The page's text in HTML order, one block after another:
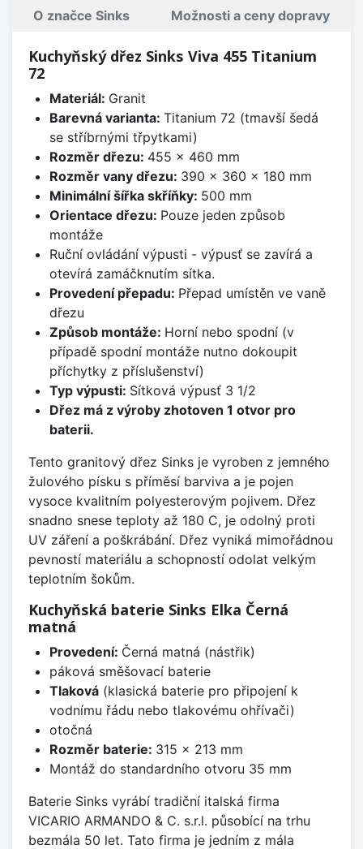
O značce Sinks Možnosti a ceny dopravy
Kuchyňský dřez Sinks Viva 455 Titanium
72
Materiál: Granit
Barevná varianta: Titanium 72 (tmavší šedá
se stříbrnými třpytkami)
Rozměr dřezu: 455 x 460 mm
Rozměr vany dřezu: 390 x 360 x 180 mm
Minimální šířka skříňky: 500 mm
Orientace dřezu: Pouze jeden způsob
montáže
Ruční ovládání výpusti - výpusť se zavírá a
otevírá zamáčknutím sítka.
Provedení přepadu: Přepad umístěn ve vaně
dřezu
Způsob montáže: Horní nebo spodní (v
případě spodní montáže nutno dokoupit
příchytky z příslušenství)
Typ výpusti: Sítková výpusť 3 1/2
Dřez má z výroby zhotoven 1 otvor pro
baterii.
Tento granitový dřez Sinks je vyroben z jemného
žulového písku s příměsí barviva a je pojen
vysoce kvalitním polyesterovým pojivem. Dřez
snadno snese teploty až 180 C, je odolný proti
UV záření a poškrábání. Dřez vyniká mimořádnou
pevností materiálu a schopností odolat velkým
teplotním šokům.
Kuchyňská baterie Sinks Elka Černá
matná
Provedení: Černá matná (nástřik)
páková směšovací baterie
Tlaková(klasická baterie pro připojení k
vodnímu řádu nebo tlakovému ohřívači)
otočná
Rozměr baterie: 315 x 213 mm
Montáž do standardního otvoru 35 mm
Baterie Sinks vyrábí tradiční italská firma
VICARIO ARMANDO & C. s.r.l. působící na trhu
bezmála 50 let. Tato firma je jedním z mála